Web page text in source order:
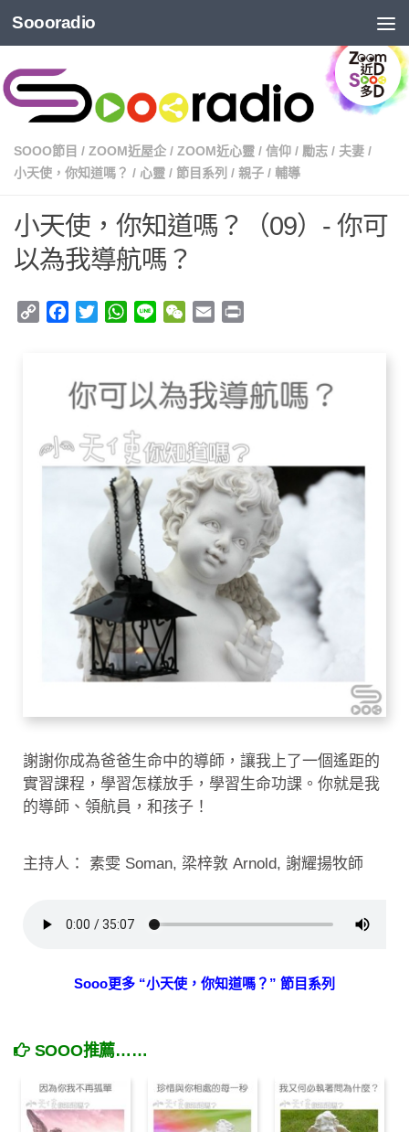
Soooradio
SOOO節目 / ZOOM近屋企 / ZOOM近心靈 / 信仰 / 勵志 / 夫妻 /
小天使，你知道嗎？ / 心靈 / 節目系列 / 親子 / 輔導
小天使，你知道嗎？（09）- 你可
以為我導航嗎？
Copy
Facebook
TwitterWhatsApp
Line WeChat
Email
謝謝你成為爸爸生命中的導師，讓我上了一個遙距的
實習課程，學習怎樣放手，學習生命功課。你就是我
的導師、領航員，和孩子！
主持人： 素雯 Soman, 梁梓敦 Arnold, 謝耀揚牧師
Sooo更多 “小天使，你知道嗎？” 節目系列
SOOO推薦……